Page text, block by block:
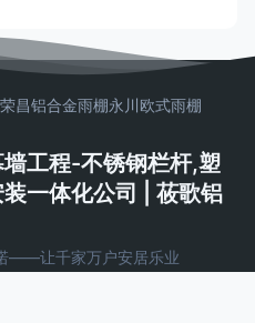
活动部件通常是304不锈钢。
五金使用201不锈钢
荣昌铝合金雨棚永川欧式雨棚
工程-不锈钢栏杆,塑
一体化公司 | 莜歌铝
——让千家万户安居乐业